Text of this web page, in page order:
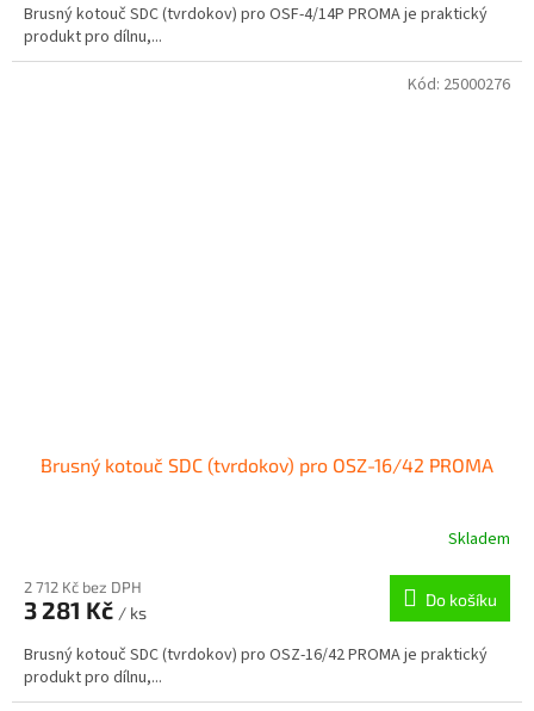
Brusný kotouč SDC (tvrdokov) pro OSF-4/14P PROMA je praktický
produkt pro dílnu,...
Brusný kotouč SDC (tvrdokov) pro OSZ-16/42 PROMA
Skladem
2 712 Kč bez DPH
3 281 Kč / ks
Do košíku
Brusný kotouč SDC (tvrdokov) pro OSZ-16/42 PROMA je praktický
produkt pro dílnu,...
Kód: 25000276